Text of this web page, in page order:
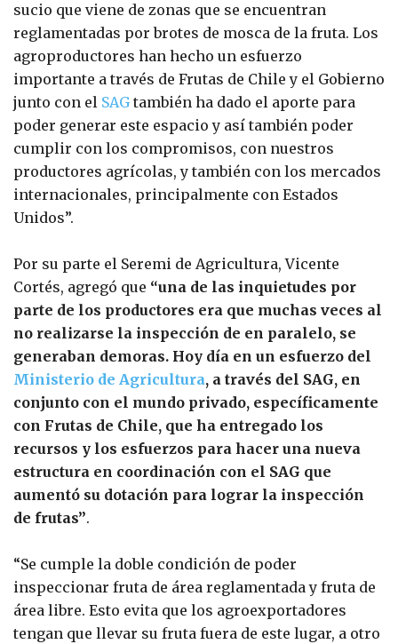
sucio que viene de zonas que se encuentran
reglamentadas por brotes de mosca de la fruta. Los
agroproductores han hecho un esfuerzo
importante a través de Frutas de Chile y el Gobierno
junto con el SAG también ha dado el aporte para
poder generar este espacio y así también poder
cumplir con los compromisos, con nuestros
productores agrícolas, y también con los mercados
internacionales, principalmente con Estados
Unidos”.
Por su parte el Seremi de Agricultura, Vicente
Cortés, agregó que “una de las inquietudes por
parte de los productores era que muchas veces al
no realizarse la inspección de en paralelo, se
generaban demoras. Hoy día en un esfuerzo del
Ministerio de Agricultura, a través del SAG, en
conjunto con el mundo privado, específicamente
con Frutas de Chile, que ha entregado los
recursos y los esfuerzos para hacer una nueva
estructura en coordinación con el SAG que
aumentó su dotación para lograr la inspección
de frutas”.
“Se cumple la doble condición de poder
inspeccionar fruta de área reglamentada y fruta de
área libre. Esto evita que los agroexportadores
tengan que llevar su fruta fuera de este lugar, a otro